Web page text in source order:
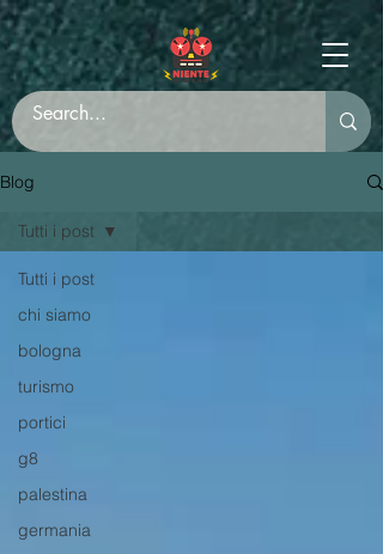
Blog
Tutti i post
chi siamo
bologna
turismo
portici
g8
palestina
germania
Tutti i post